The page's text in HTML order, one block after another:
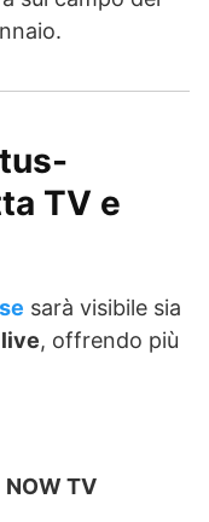
TV e
sarà visibile sia
, offrendo più
NOW TV